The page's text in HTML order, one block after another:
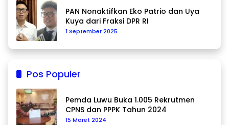
PAN Nonaktifkan Eko Patrio dan Uya
Kuya dari Fraksi DPR RI
1 September 2025
Pos Populer
Pemda Luwu Buka 1.005 Rekrutmen
CPNS dan PPPK Tahun 2024
15 Maret 2024